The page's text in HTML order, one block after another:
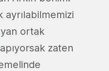
ayrılabilmemizi
ortak
zaten